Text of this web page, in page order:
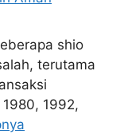
shio
terutama
1992,